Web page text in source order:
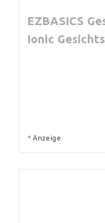
EZBASICS
Ionic
* Anzeige